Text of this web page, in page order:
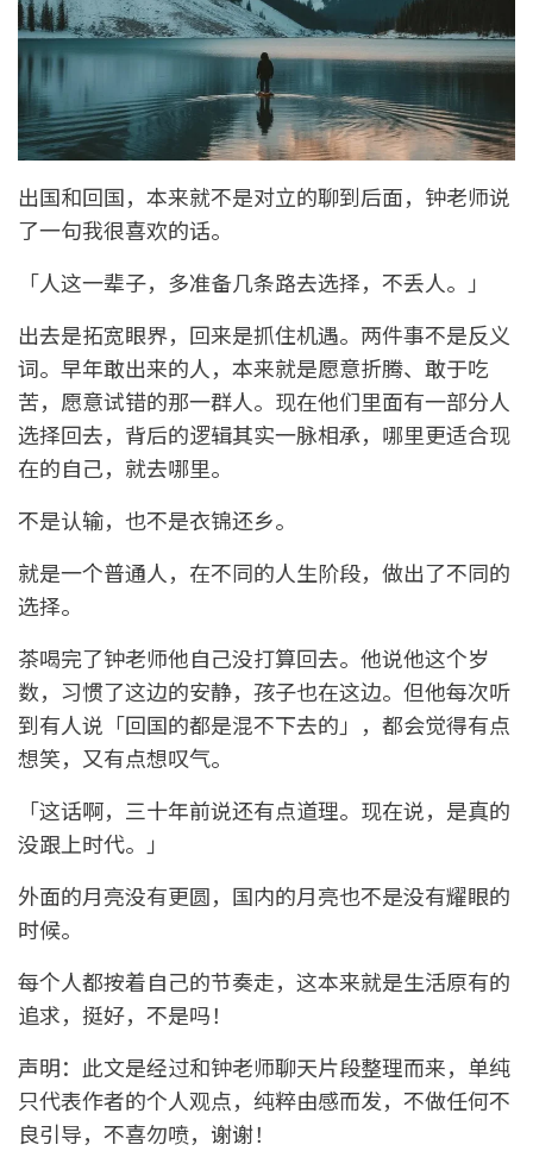
出国和回国，本来就不是对立的聊到后面，钟老师说
了一句我很喜欢的话。
「人这一辈子，多准备几条路去选择，不丢人。」
出去是拓宽眼界，回来是抓住机遇。两件事不是反义
词。早年敢出来的人，本来就是愿意折腾、敢于吃
苦，愿意试错的那一群人。现在他们里面有一部分人
选择回去，背后的逻辑其实一脉相承，哪里更适合现
在的自己，就去哪里。
不是认输，也不是衣锦还乡。
就是一个普通人，在不同的人生阶段，做出了不同的
选择。
茶喝完了钟老师他自己没打算回去。他说他这个岁
数，习惯了这边的安静，孩子也在这边。但他每次听
到有人说「回国的都是混不下去的」，都会觉得有点
想笑，又有点想叹气。
「这话啊，三十年前说还有点道理。现在说，是真的
没跟上时代。」
外面的月亮没有更圆，国内的月亮也不是没有耀眼的
时候。
每个人都按着自己的节奏走，这本来就是生活原有的
追求，挺好，不是吗！
声明：此文是经过和钟老师聊天片段整理而来，单纯
只代表作者的个人观点，纯粹由感而发，不做任何不
良引导，不喜勿喷，谢谢！